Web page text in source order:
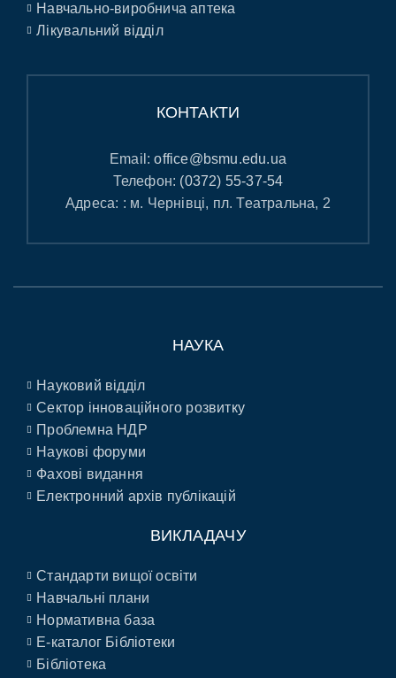
Навчально-виробнича аптека
Лікувальний відділ
КОНТАКТИ
Email:office@bsmu.edu.ua
Телефон: (0372) 55-37-54
Адреса: : м. Чернівці, пл. Театральна, 2
НАУКА
Науковий відділ
Сектор інноваційного розвитку
Проблемна НДР
Наукові форуми
Фахові видання
Електронний архів публікацій
ВИКЛАДАЧУ
Стандарти вищої освіти
Навчальні плани
Нормативна база
E-каталог Бібліотеки
Бібліотека